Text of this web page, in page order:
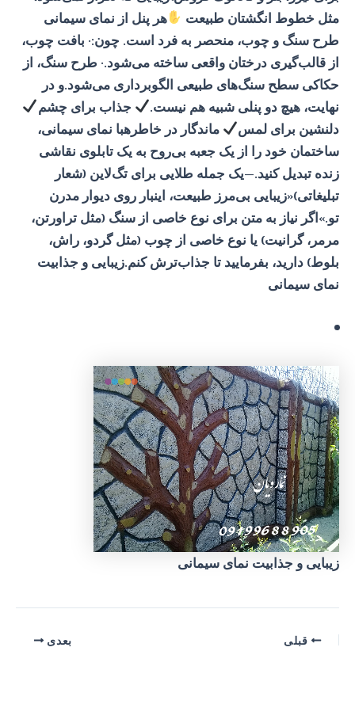
مثل خطوط انگشتان طبیعت
هر پنل از نمای سیمانی
طرح سنگ و چوب، منحصر به فرد است. چون:· بافت چوب،
از قالب‌گیری درختان واقعی ساخته می‌شود.· طرح سنگ، از
حکاکی سطح سنگ‌های طبیعی الگوبرداری می‌شود.و در
نهایت، هیچ دو پنلی شبیه هم نیست.
جذاب برای چشم
دلنشین برای لمس
ماندگار در خاطرهبا نمای سیمانی،
ساختمان خود را از یک جعبه بی‌روح به یک تابلوی نقاشی
زنده تبدیل کنید.—یک جمله طلایی برای تگ‌لاین (شعار
تبلیغاتی)«زیبایی بی‌مرز طبیعت، اینبار روی دیوار مدرن
تو.»اگر نیاز به متن برای نوع خاصی از سنگ (مثل تراورتن،
مرمر، گرانیت) یا نوع خاصی از چوب (مثل گردو، راش،
بلوط) دارید، بفرمایید تا جذاب‌ترش کنم.زیبایی و جذابیت
نمای سیمانی
زیبایی و جذابیت نمای سیمانی
پیمایشقبلی بعدی